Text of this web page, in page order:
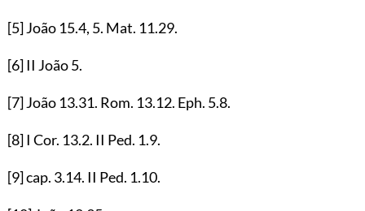
[5]João 15.4, 5. Mat. 11.29.
[6]II João5.
[7]João 13.31. Rom. 13.12. Eph. 5.8.
[8]I Cor. 13.2. II Ped. 1.9.
[9]cap. 3.14. II Ped. 1.10.